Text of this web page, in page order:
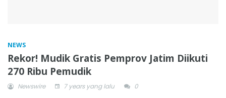
NEWS
Rekor! Mudik Gratis Pemprov Jatim Diikuti
270 Ribu Pemudik
Newswire 7 years yang lalu 0